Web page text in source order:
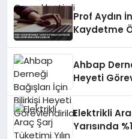
Prof Aydın
Kaydetme
Ahbap
Heyeti
Elektrikli
Yarısında